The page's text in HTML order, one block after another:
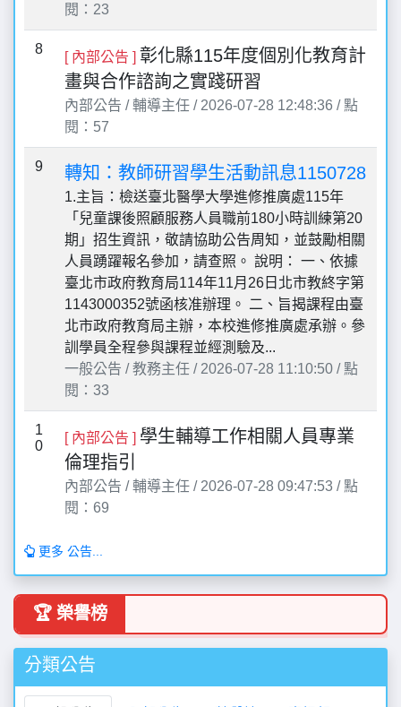
閱：23
8
[ 內部公告 ] 彰化縣115年度個別化教育計
畫與合作諮詢之實踐研習
內部公告 / 輔導主任 / 2026-07-28 12:48:36 / 點
閱：57
9 轉知：教師研習學生活動訊息1150728
1.主旨：檢送臺北醫學大學進修推廣處115年
「兒童課後照顧服務人員職前180小時訓練第20
期」招生資訊，敬請協助公告周知，並鼓勵相關
人員踴躍報名參加，請查照。 說明： 一、依據
臺北市政府教育局114年11月26日北市教終字第
1143000352號函核准辦理。 二、旨揭課程由臺
北市政府教育局主辦，本校進修推廣處承辦。參
訓學員全程參與課程並經測驗及...
一般公告 / 教務主任 / 2026-07-28 11:10:50 / 點
閱：33
1
0
[ 內部公告 ] 學生輔導工作相關人員專業
倫理指引
內部公告 / 輔導主任 / 2026-07-28 09:47:53 / 點
閱：69
更多 公告...
🏆 榮譽榜
分類公告